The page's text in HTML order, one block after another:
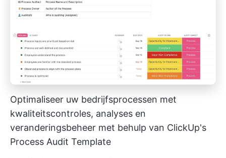
Optimaliseer uw bedrijfsprocessen met
kwaliteitscontroles, analyses en
veranderingsbeheer met behulp van ClickUp's
Process Audit Template